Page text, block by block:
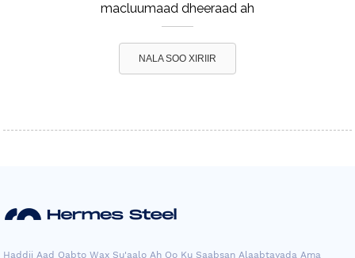
macluumaad dheeraad ah
NALA SOO XIRIIR
Haddii Aad Qabto Wax Su'aalo Ah Oo Ku Saabsan Alaabtayada Ama